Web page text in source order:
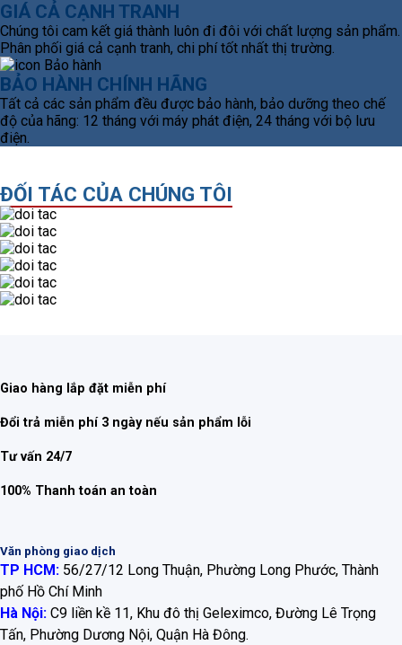
GIÁ CẢ CẠNH TRANH
Chúng tôi cam kết giá thành luôn đi đôi với chất lượng sản phẩm.
Phân phối giá cả cạnh tranh, chi phí tốt nhất thị trường.
BẢO HÀNH CHÍNH HÃNG
Tất cả các sản phẩm đều được bảo hành, bảo dưỡng theo chế
độ của hãng: 12 tháng với máy phát điện, 24 tháng với bộ lưu
điện.
ĐỐI TÁC CỦA CHÚNG TÔI
Giao hàng lắp đặt miễn phí
Đổi trả miễn phí 3 ngày nếu sản phẩm lỗi
Tư vấn 24/7
100% Thanh toán an toàn
Văn phòng giao dịch
TP HCM: 56/27/12 Long Thuận, Phường Long Phước, Thành
phố Hồ Chí Minh
Hà Nội: C9 liền kề 11, Khu đô thị Geleximco, Đường Lê Trọng
Tấn, Phường Dương Nội, Quận Hà Đông.